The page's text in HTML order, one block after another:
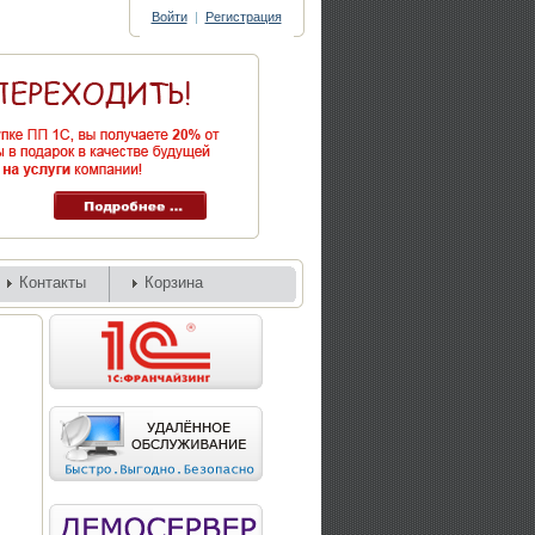
Войти | Регистрация
Контакты Корзина